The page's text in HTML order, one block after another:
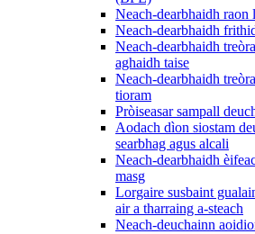
Neach-dearbhaidh raon
Neach-dearbhaidh
Neach-dearbhaidh
aghaidh taise
Neach-dearbhaidh
tioram
Pròiseasar sampall
Aodach dìon siostam
searbhag agus alcali
Neach-dearbhaidh
masg
Lorgaire susbaint
air a tharraing a-steach
Neach-deuchainn